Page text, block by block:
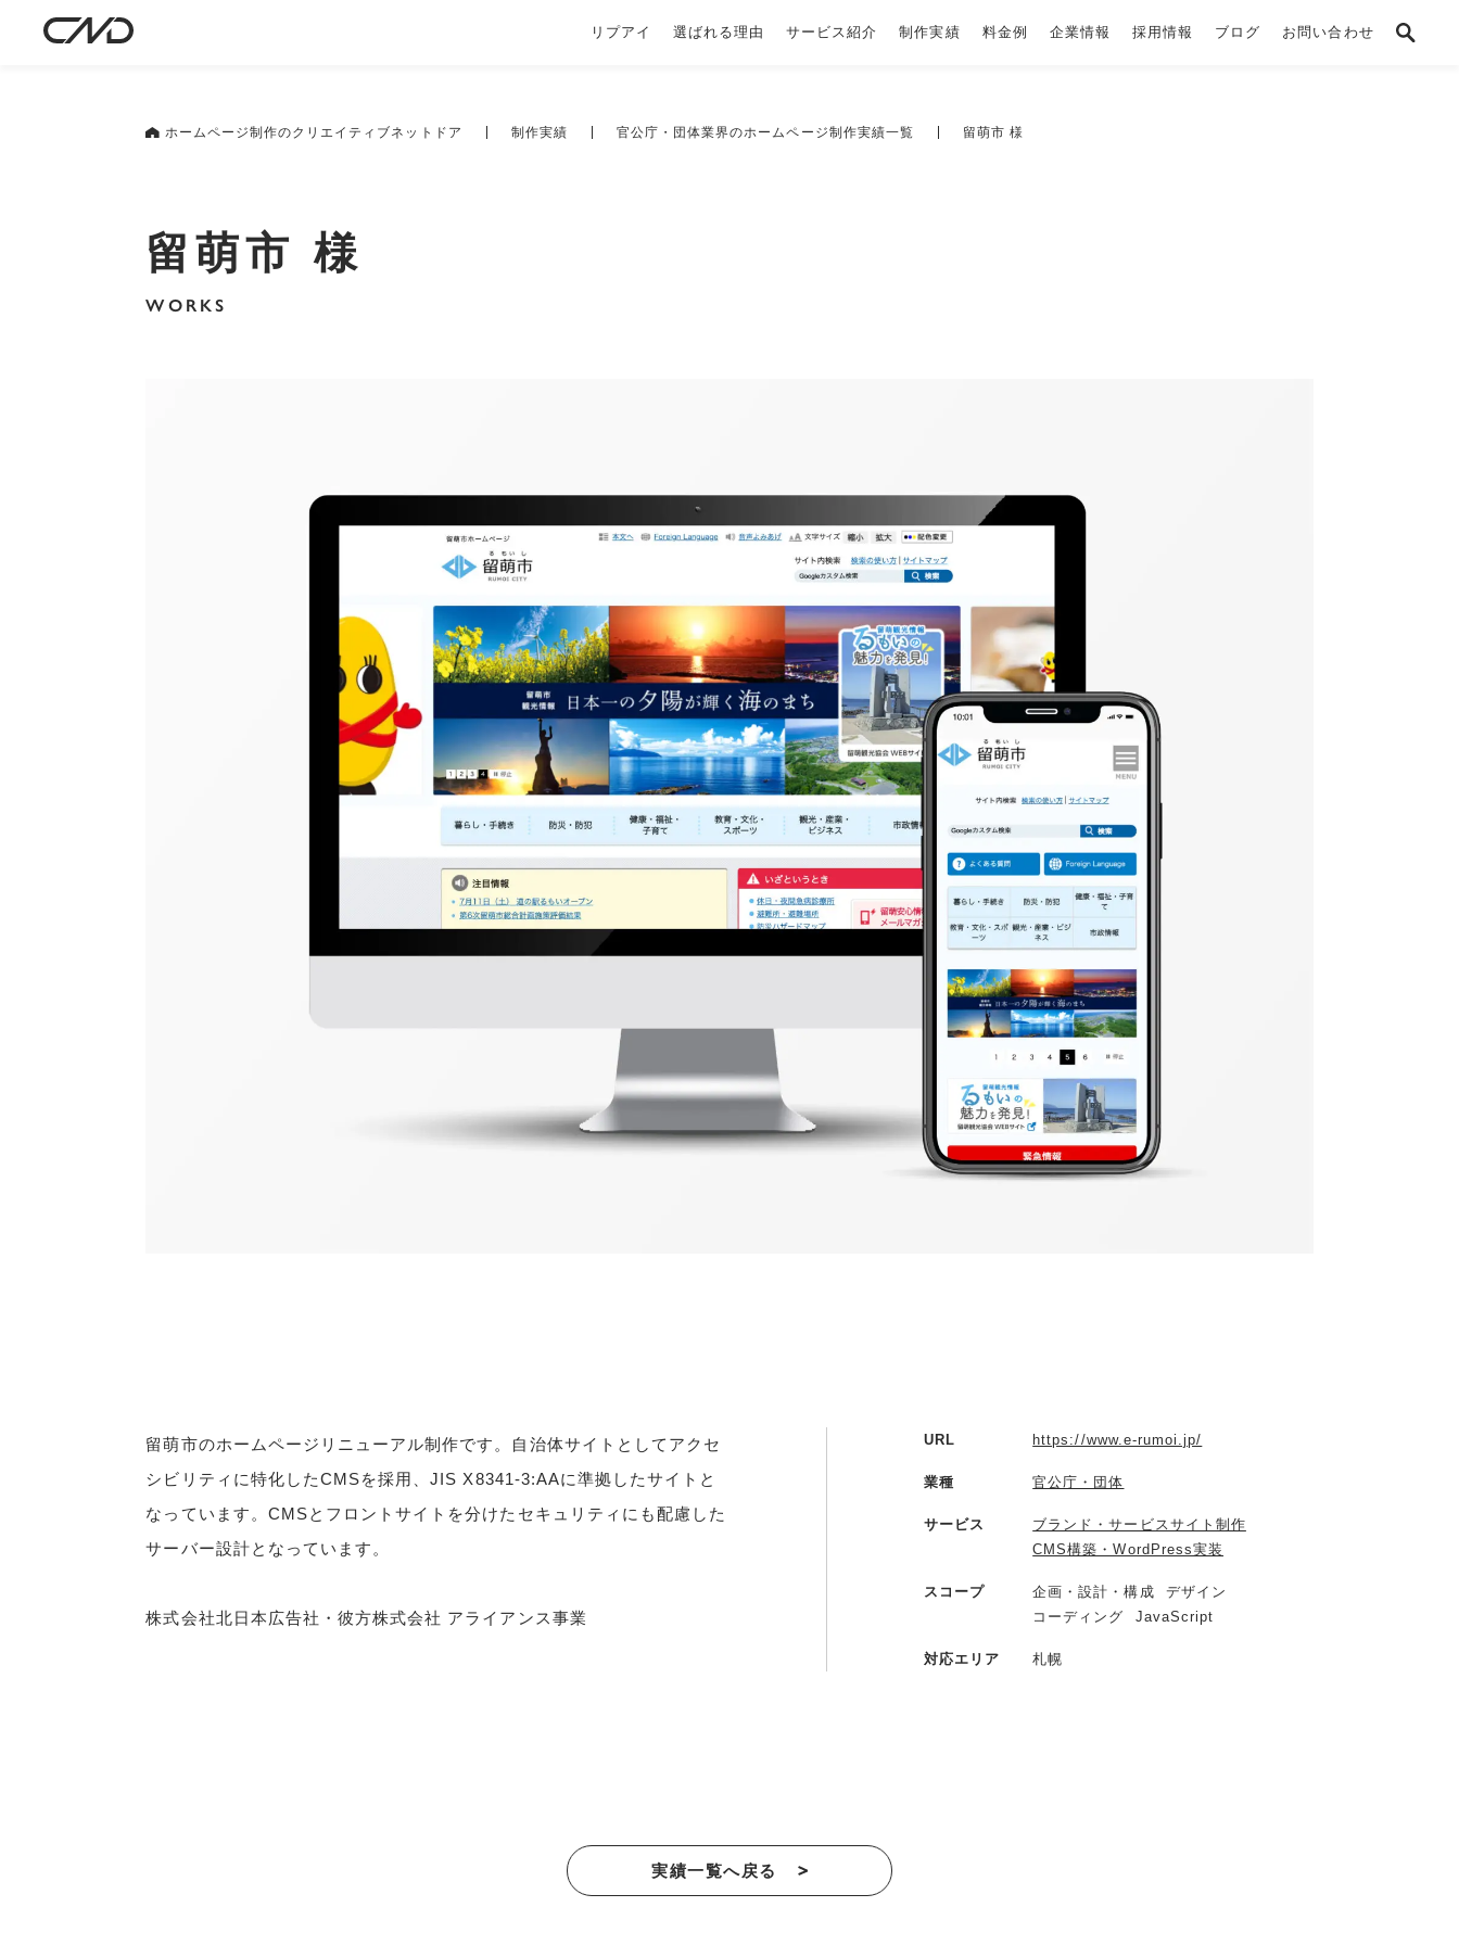
リプアイ 選ばれる理由 サービス紹介 制作実績 料金例 企業情報 採用情報 ブログ お問い合わせ
ホームページ制作のクリエイティブネットドア 制作実績 官公庁・団体業界のホームページ制作実績一覧 留萌市 様
留萌市 様
WORKS
留萌市のホームページリニューアル制作です。自治体サイトとしてアクセ
シビリティに特化したCMSを採用、JIS X8341-3:AAに準拠したサイトと
なっています。CMSとフロントサイトを分けたセキュリティにも配慮した
サーバー設計となっています。
株式会社北日本広告社・彼方株式会社 アライアンス事業
URL https://www.e-rumoi.jp/
業種 官公庁・団体
サービス
ブランド・サービスサイト制作
CMS構築・WordPress実装
スコープ 企画・設計・構成
デザイン
コーディング
JavaScript
対応エリア 札幌
実績一覧へ戻る